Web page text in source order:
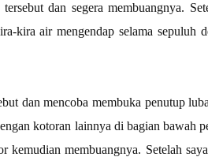
dan segera membuangnya.
kira air mengendap selama sepuluh
dan mencoba membuka penutup
kotoran lainnya di bagian bawah
kemudian membuangnya. Setelah